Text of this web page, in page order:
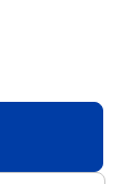
pendant le
excellent
lire ou
Vous
dans
: velours